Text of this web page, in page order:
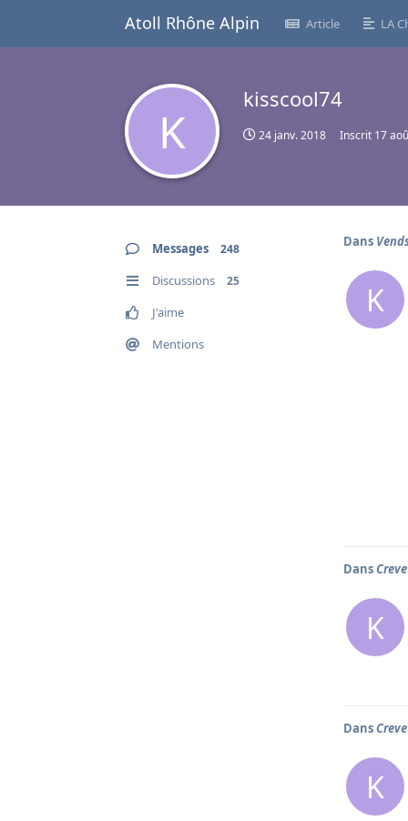
Atoll Rhône Alpin Article LA
K
kisscool74
24 janv. 2018 Inscrit 17
Messages 248
Discussions 25
J'aime
Mentions
Dans
K
Dans
K
Dans
K